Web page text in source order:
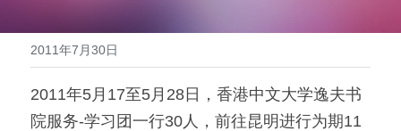
2011年7月30日
2011年5月17至5月28日，香港中文大学逸夫书
院服务-学习团一行30人，前往昆明进行为期11